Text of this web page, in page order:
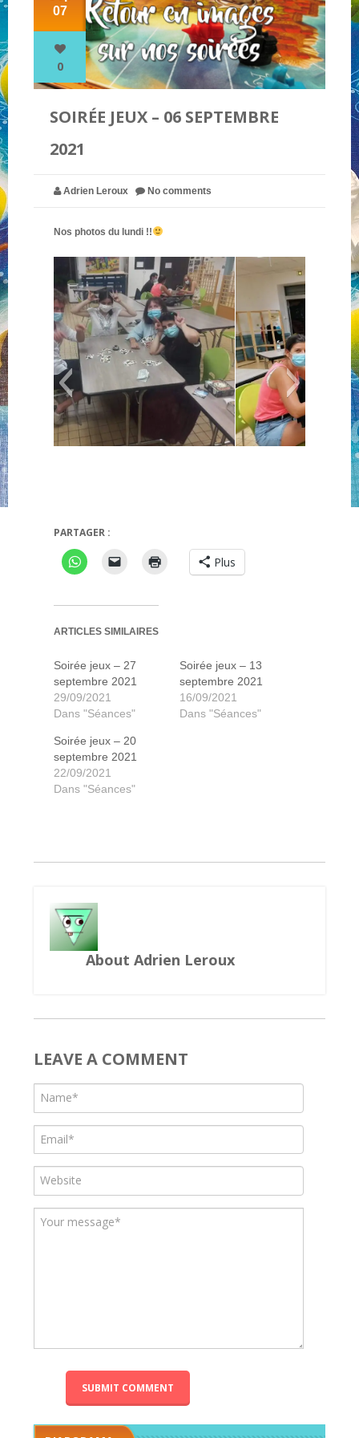
NOS PARTENAIRES
NOUS CONTACTER !
07
0
SOIRÉE JEUX – 06 SEPTEMBRE
2021
Adrien Leroux No comments
Nos photos du lundi !!
PARTAGER :
Plus
ARTICLES SIMILAIRES
Soirée jeux – 27
septembre 2021
29/09/2021
Dans "Séances"
Soirée jeux – 13
septembre 2021
16/09/2021
Dans "Séances"
Soirée jeux – 20
septembre 2021
22/09/2021
Dans "Séances"
About Adrien Leroux
LEAVE A COMMENT